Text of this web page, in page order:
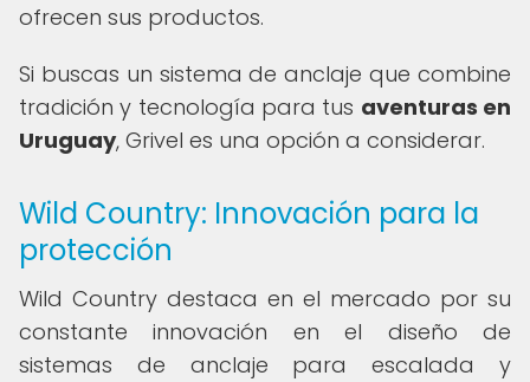
ofrecen sus productos.
Si buscas un sistema de anclaje que combine
tradición y tecnología para tus aventuras en
Uruguay, Grivel es una opción a considerar.
Wild Country: Innovación para la
protección
Wild Country destaca en el mercado por su
constante innovación en el diseño de
sistemas de anclaje para escalada y